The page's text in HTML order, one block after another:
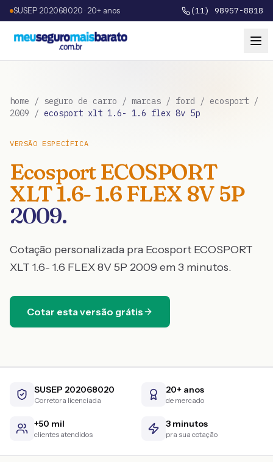
SUSEP 202068020 · 20+ anos (11) 98957-8818
home / seguro de carro / marcas / ford / ecosport /
2009 / ecosport xlt 1.6- 1.6 flex 8v 5p
VERSÃO ESPECÍFICA
EcosportECOSPORT
XLT 1.6- 1.6 FLEX 8V 5P
2009.
Cotação personalizada pra Ecosport ECOSPORT
XLT 1.6- 1.6 FLEX 8V 5P 2009 em 3 minutos.
Cotar esta versão grátis
SUSEP 202068020
Corretora licenciada
20+ anos
de mercado
+50 mil
clientes atendidos
3 minutos
pra sua cotação